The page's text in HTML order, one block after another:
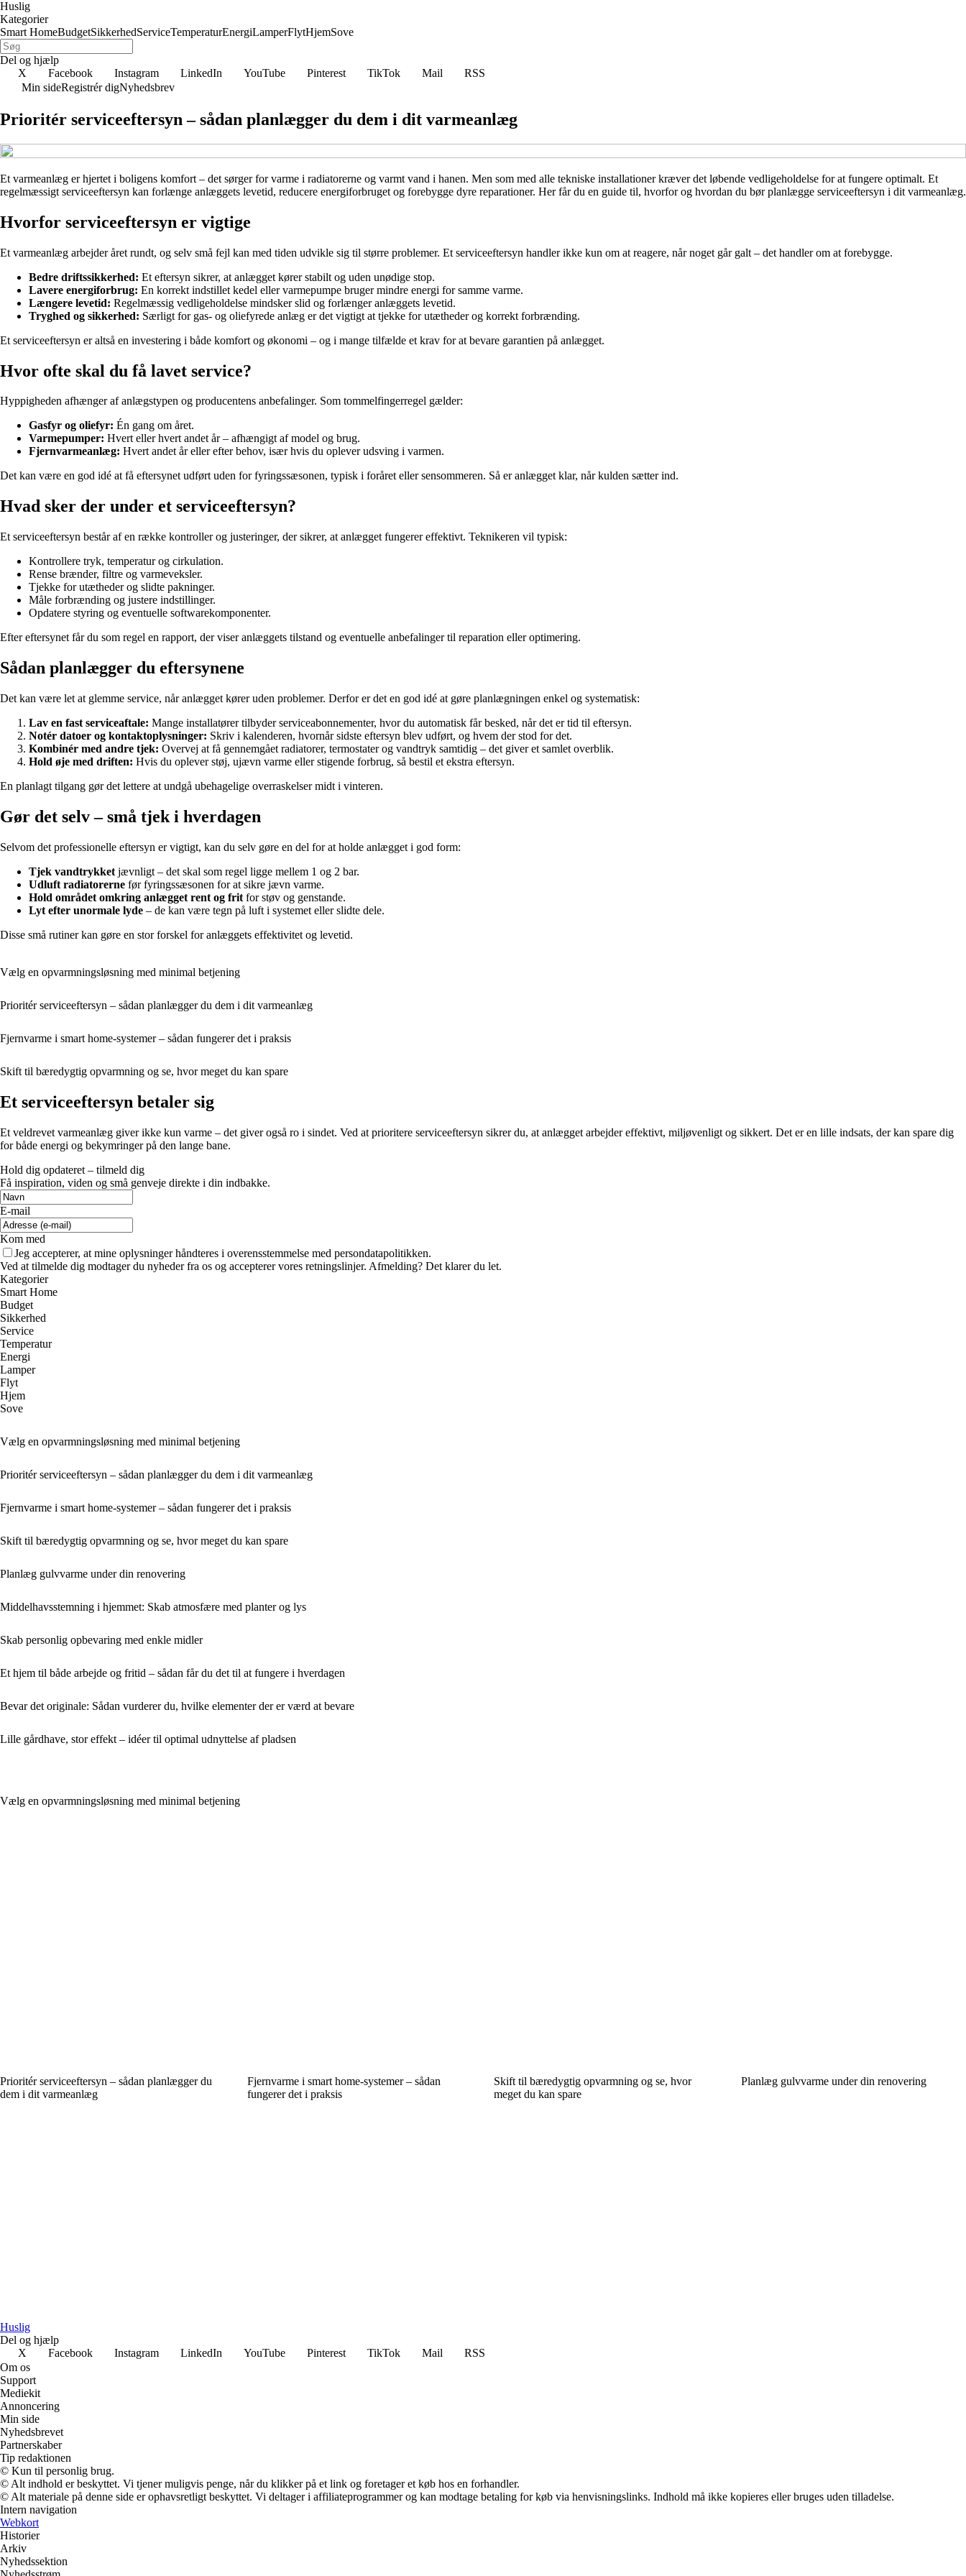
Huslig
Kategorier
Smart HomeBudgetSikkerhedServiceTemperaturEnergiLamperFlytHjemSove
Del og hjælp
X
Facebook Instagram LinkedIn YouTube Pinterest TikTok Mail
RSS
Min sideRegistrér digNyhedsbrev
Prioritér serviceeftersyn – sådan planlægger du dem i dit varmeanlæg
Et varmeanlæg er hjertet i boligens komfort – det sørger for varme i radiatorerne og varmt vand i hanen. Men som med alle tekniske installationer kræver det løbende vedligeholdelse for at fungere optimalt. Et
regelmæssigt serviceeftersyn kan forlænge anlæggets levetid, reducere energiforbruget og forebygge dyre reparationer. Her får du en guide til, hvorfor og hvordan du bør planlægge serviceeftersyn i dit varmeanlæg.
Hvorfor serviceeftersyn er vigtige
Et varmeanlæg arbejder året rundt, og selv små fejl kan med tiden udvikle sig til større problemer. Et serviceeftersyn handler ikke kun om at reagere, når noget går galt – det handler om at forebygge.
Bedre driftssikkerhed: Et eftersyn sikrer, at anlægget kører stabilt og uden unødige stop.
Lavere energiforbrug: En korrekt indstillet kedel eller varmepumpe bruger mindre energi for samme varme.
Længere levetid: Regelmæssig vedligeholdelse mindsker slid og forlænger anlæggets levetid.
Tryghed og sikkerhed: Særligt for gas- og oliefyrede anlæg er det vigtigt at tjekke for utætheder og korrekt forbrænding.
Et serviceeftersyn er altså en investering i både komfort og økonomi – og i mange tilfælde et krav for at bevare garantien på anlægget.
Hvor ofte skal du få lavet service?
Hyppigheden afhænger af anlægstypen og producentens anbefalinger. Som tommelfingerregel gælder:
Gasfyr og oliefyr: Én gang om året.
Varmepumper: Hvert eller hvert andet år – afhængigt af model og brug.
Fjernvarmeanlæg: Hvert andet år eller efter behov, især hvis du oplever udsving i varmen.
Det kan være en god idé at få eftersynet udført uden for fyringssæsonen, typisk i foråret eller sensommeren. Så er anlægget klar, når kulden sætter ind.
Hvad sker der under et serviceeftersyn?
Et serviceeftersyn består af en række kontroller og justeringer, der sikrer, at anlægget fungerer effektivt. Teknikeren vil typisk:
Kontrollere tryk, temperatur og cirkulation.
Rense brænder, filtre og varmeveksler.
Tjekke for utætheder og slidte pakninger.
Måle forbrænding og justere indstillinger.
Opdatere styring og eventuelle softwarekomponenter.
Efter eftersynet får du som regel en rapport, der viser anlæggets tilstand og eventuelle anbefalinger til reparation eller optimering.
Sådan planlægger du eftersynene
Det kan være let at glemme service, når anlægget kører uden problemer. Derfor er det en god idé at gøre planlægningen enkel og systematisk:
Lav en fast serviceaftale: Mange installatører tilbyder serviceabonnementer, hvor du automatisk får besked, når det er tid til eftersyn.
Notér datoer og kontaktoplysninger: Skriv i kalenderen, hvornår sidste eftersyn blev udført, og hvem der stod for det.
Kombinér med andre tjek: Overvej at få gennemgået radiatorer, termostater og vandtryk samtidig – det giver et samlet overblik.
Hold øje med driften: Hvis du oplever støj, ujævn varme eller stigende forbrug, så bestil et ekstra eftersyn.
En planlagt tilgang gør det lettere at undgå ubehagelige overraskelser midt i vinteren.
Gør det selv – små tjek i hverdagen
Selvom det professionelle eftersyn er vigtigt, kan du selv gøre en del for at holde anlægget i god form:
Tjek vandtrykket jævnligt – det skal som regel ligge mellem 1 og 2 bar.
Udluft radiatorerne før fyringssæsonen for at sikre jævn varme.
Hold området omkring anlægget rent og frit for støv og genstande.
Lyt efter unormale lyde – de kan være tegn på luft i systemet eller slidte dele.
Disse små rutiner kan gøre en stor forskel for anlæggets effektivitet og levetid.
Vælg en opvarmningsløsning med minimal betjening
Prioritér serviceeftersyn – sådan planlægger du dem i dit varmeanlæg
Fjernvarme i smart home-systemer – sådan fungerer det i praksis
Skift til bæredygtig opvarmning og se, hvor meget du kan spare
Et serviceeftersyn betaler sig
Et veldrevet varmeanlæg giver ikke kun varme – det giver også ro i sindet. Ved at prioritere serviceeftersyn sikrer du, at anlægget arbejder effektivt, miljøvenligt og sikkert. Det er en lille indsats, der kan spare dig
for både energi og bekymringer på den lange bane.
Hold dig opdateret – tilmeld dig
Få inspiration, viden og små genveje direkte i din indbakke.
E-mail
Kom med
Jeg accepterer, at mine oplysninger håndteres i overensstemmelse med persondatapolitikken.
Ved at tilmelde dig modtager du nyheder fra os og accepterer vores retningslinjer. Afmelding? Det klarer du let.
Kategorier
Smart Home
Budget
Sikkerhed
Service
Temperatur
Energi
Lamper
Flyt
Hjem
Sove
Vælg en opvarmningsløsning med minimal betjening
Prioritér serviceeftersyn – sådan planlægger du dem i dit varmeanlæg
Fjernvarme i smart home-systemer – sådan fungerer det i praksis
Skift til bæredygtig opvarmning og se, hvor meget du kan spare
Planlæg gulvvarme under din renovering
Middelhavsstemning i hjemmet: Skab atmosfære med planter og lys
Skab personlig opbevaring med enkle midler
Et hjem til både arbejde og fritid – sådan får du det til at fungere i hverdagen
Bevar det originale: Sådan vurderer du, hvilke elementer der er værd at bevare
Lille gårdhave, stor effekt – idéer til optimal udnyttelse af pladsen
Vælg en opvarmningsløsning med minimal betjening
Prioritér serviceeftersyn – sådan planlægger du
dem i dit varmeanlæg
Fjernvarme i smart home-systemer – sådan
fungerer det i praksis
Skift til bæredygtig opvarmning og se, hvor
meget du kan spare
Planlæg gulvvarme under din renovering
Huslig
Del og hjælp
X
Facebook Instagram LinkedIn YouTube Pinterest TikTok Mail
RSS
Om os
Support
Mediekit
Annoncering
Min side
Nyhedsbrevet
Partnerskaber
Tip redaktionen
© Kun til personlig brug.
© Alt indhold er beskyttet. Vi tjener muligvis penge, når du klikker på et link og foretager et køb hos en forhandler.
© Alt materiale på denne side er ophavsretligt beskyttet. Vi deltager i affiliateprogrammer og kan modtage betaling for køb via henvisningslinks. Indhold må ikke kopieres eller bruges uden tilladelse.
Intern navigation
Webkort
Historier
Arkiv
Nyhedssektion